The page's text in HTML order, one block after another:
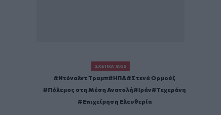
ΣΧΕΤΙΚΆ TAGS
Ντόναλντ Τραμπ ΗΠΑ
Στενά Ορμούζ
Πόλεμος στη Μέση Ανατολή
Ιράν
Τεχεράνη
Επιχείρηση Ελευθερία